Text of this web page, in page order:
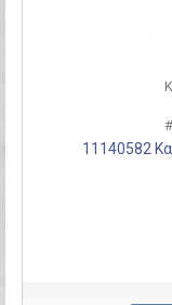
11140582